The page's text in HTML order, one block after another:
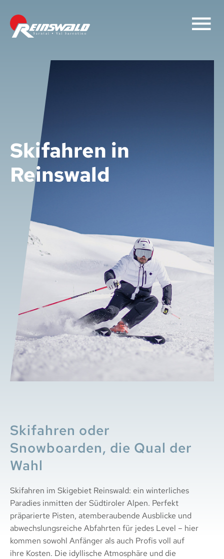
Skifahren in
Reinswald
Skifahren oder
Snowboarden, die Qual der
Wahl
Skifahren im Skigebiet Reinswald: ein winterliches
Paradies inmitten der Südtiroler Alpen. Perfekt
präparierte Pisten, atemberaubende Ausblicke und
abwechslungsreiche Abfahrten für jedes Level – hier
kommen sowohl Anfänger als auch Profis voll auf
ihre Kosten. Die idyllische Atmosphäre und die